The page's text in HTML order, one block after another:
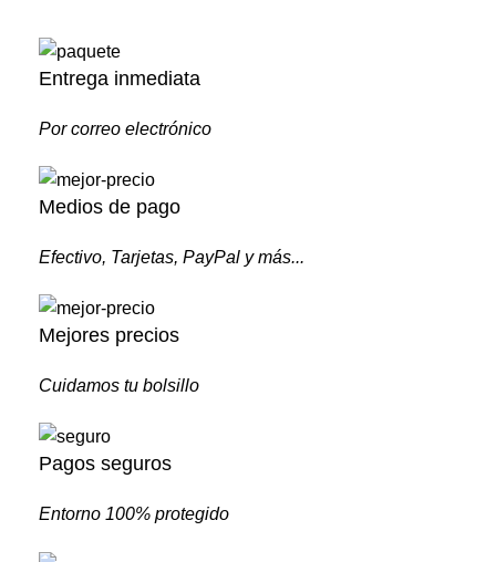
Entrega inmediata
Por correo electrónico
Medios de pago
Efectivo, Tarjetas, PayPal y más...
Mejores precios
Cuidamos tu bolsillo
Pagos seguros
Entorno 100% protegido